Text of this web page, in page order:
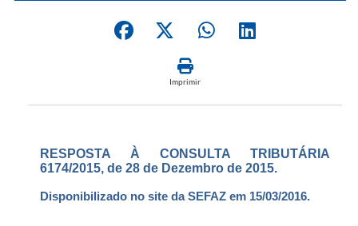
Imprimir
RESPOSTA À CONSULTA TRIBUTÁRIA
6174/2015, de 28 de Dezembro de 2015.
Disponibilizado no site da SEFAZ em 15/03/2016.